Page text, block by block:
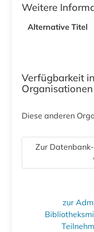
Weitere
Alternative Titel
Verfügbarkeit
Organisationen
Diese anderen
Zur
zur